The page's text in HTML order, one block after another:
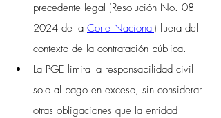
precedente legal (Resolución No. 08-
2024 de la Corte Nacional) fuera del
contexto de la contratación pública.
La PGE limita la responsabilidad civil
solo al pago en exceso, sin considerar
otras obligaciones que la entidad